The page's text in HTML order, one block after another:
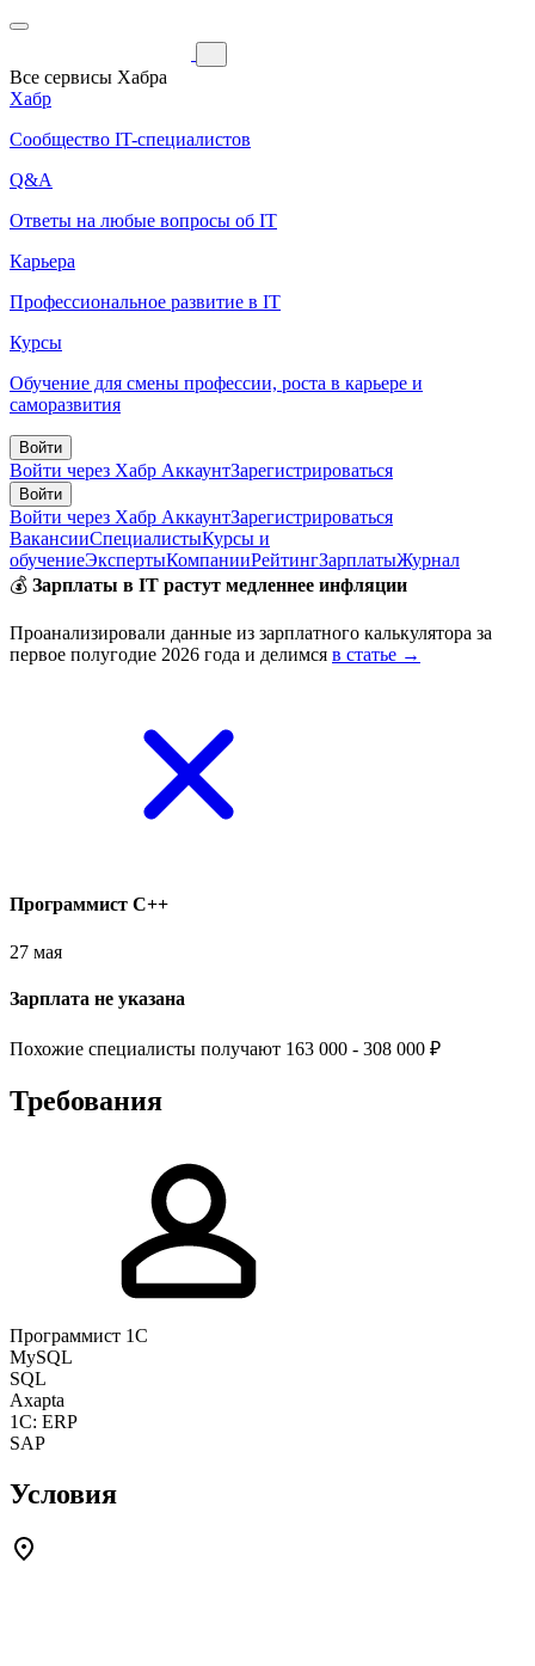
Все сервисы Хабра
Хабр
Сообщество IT-специалистов
Q&A
Ответы на любые вопросы об IT
Карьера
Профессиональное развитие в IT
Курсы
Обучение для смены профессии, роста в карьере и
саморазвития
Войти
Войти через Хабр АккаунтЗарегистрироваться
Войти
Войти через Хабр АккаунтЗарегистрироваться
ВакансииСпециалистыКурсы и
обучениеЭкспертыКомпанииРейтингЗарплатыЖурнал
💰 Зарплаты в IT растут медленнее инфляции
Проанализировали данные из зарплатного калькулятора за
первое полугодие 2026 года и делимся в статье →
Программист С++
27 мая
Зарплата не указана
Похожие специалисты получают 163 000 - 308 000 ₽
Требования
Программист 1С
MySQL
SQL
Axapta
1C: ERP
SAP
Условия